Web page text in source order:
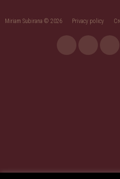
Miriam Subirana © 2026 Privacy policy